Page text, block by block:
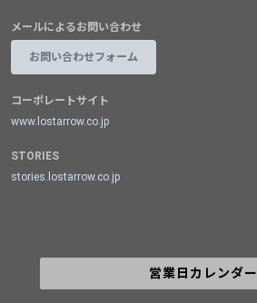
メールによるお問い合わせ
お問い合わせフォーム
コーポレートサイト
www.lostarrow.co.jp
STORIES
stories.lostarrow.co.jp
営業日カレンダー